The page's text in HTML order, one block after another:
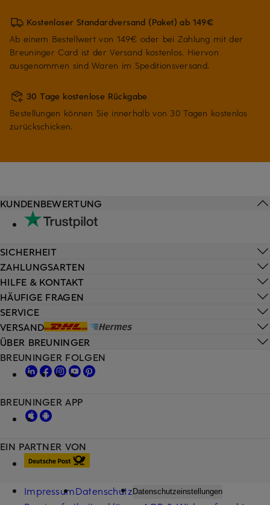
Kostenloser Standardversand (Paket) ab 149€
Ab einem Bestellwert von 149€ oder bei Zahlung mit der
Breuninger Card ist der Versand kostenlos. Hiervon
ausgenommen sind Waren im Speditionsversand.
30 Tage kostenlose Rückgabe
Bestellungen können Sie innerhalb von 30 Tagen kostenlos
zurückschicken.
HILFE & KONTAKT
HÄUFIGE FRAGEN
SERVICE
VERSAND
KUNDENBEWERTUNG
SICHERHEIT
ZAHLUNGSARTEN
ÜBER BREUNINGER
EIN PARTNER VON
BREUNINGER FOLGEN
BREUNINGER APP
ImpressumDatenschutz Datenschutzeinstellungen